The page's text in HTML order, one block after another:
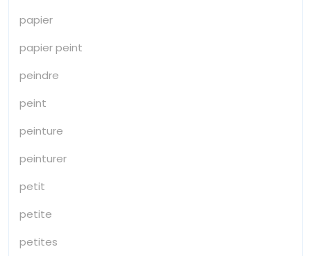
papier
papier peint
peindre
peint
peinture
peinturer
petit
petite
petites